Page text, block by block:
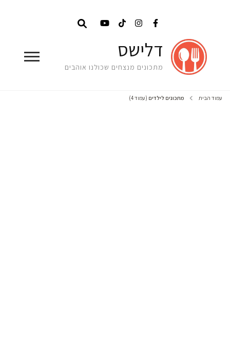
דלישס
מתכונים מנצחים שכולנו אוהבים
עמוד הבית מתכונים לילדים (עמוד 4)